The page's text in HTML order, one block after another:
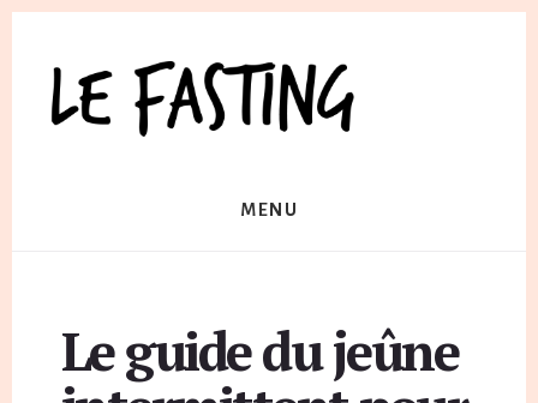
content
MENU
Le guide du jeûne